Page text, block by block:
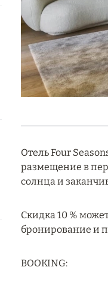
Отель Four
размещение в
солнца и
Скидка 10 %
бронирование и
BOOKING: